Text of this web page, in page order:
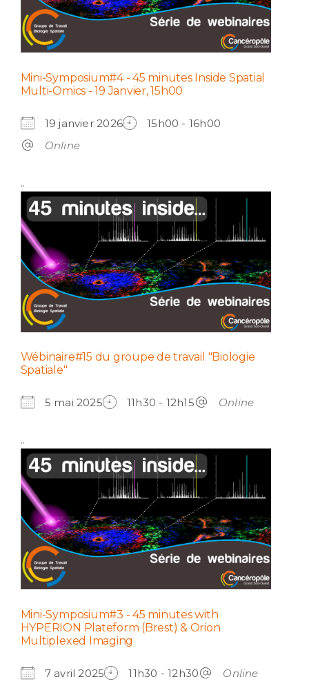
Mini-Symposium#4 - 45 minutes Inside Spatial
Multi-Omics - 19 Janvier, 15h00
19 janvier 2026
15h00 - 16h00
Online
..
Wébinaire#15 du groupe de travail "Biologie
Spatiale"
5 mai 2025 11h30 - 12h15 Online
..
Mini-Symposium#3 - 45 minutes with
HYPERION Plateform (Brest) & Orion
Multiplexed Imaging
7 avril 2025 11h30 - 12h30 Online